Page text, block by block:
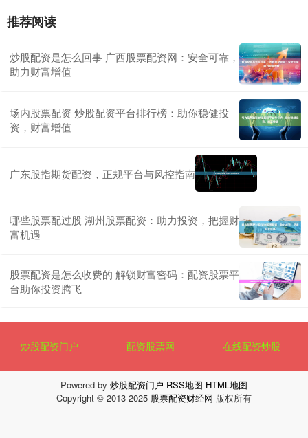
推荐阅读
炒股配资是怎么回事 广西股票配资网：安全可靠，
助力财富增值
场内股票配资 炒股配资平台排行榜：助你稳健投
资，财富增值
广东股指期货配资，正规平台与风控指南
哪些股票配过股 湖州股票配资：助力投资，把握财
富机遇
股票配资是怎么收费的 解锁财富密码：配资股票平
台助你投资腾飞
炒股配资门户 配资股票网 在线配资炒股
Powered by 炒股配资门户 RSS地图 HTML地图
Copyright © 2013-2025 股票配资财经网 版权所有